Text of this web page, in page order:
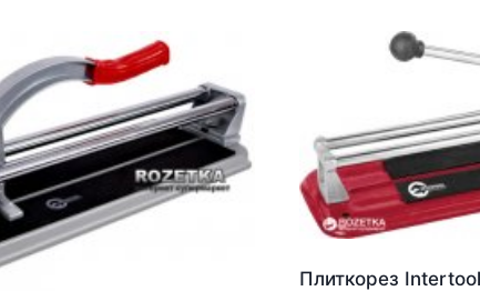
Плиткорез